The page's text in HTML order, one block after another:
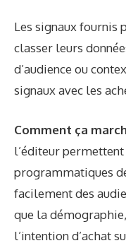
Les signaux fournis
classer leurs
d’audience ou
signaux avec les
Comment ça
l’éditeur permettent
programmatiques
facilement des
que la
l’intention d’achat